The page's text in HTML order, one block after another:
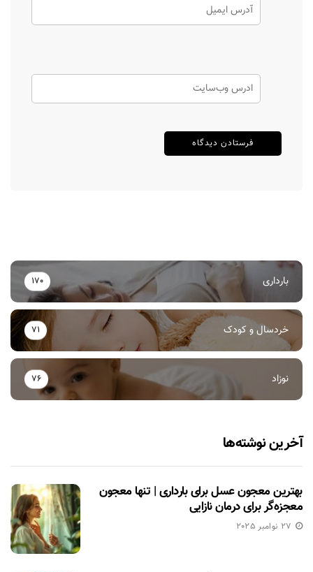
بارداری 170
خردسال و کودک 71
نوزاد 76
آخرین نوشته‌ها
بهترین معجون عسل برای بارداری | تنها معجون
معجزه‌گر برای درمان نازایی
27 نوامبر 2025